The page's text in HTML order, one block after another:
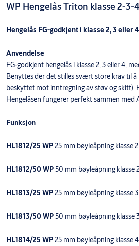
WP Hengelås Triton klasse 2-3-4
Hengelås FG-godkjent i klasse 2, 3 eller
Anvendelse
FG-godkjent hengelås i klasse 2, 3 eller 4,
Benyttes der det stilles svært store krav til
beskyttet mot inntregning av støv og skitt).
Hengelåsen fungerer perfekt sammen med
Funksjon
HL1812/25 WP25 mm bøyleåpning klasse 2
HL1812/50 WP50 mm bøyleåpning klasse 2
HL1813/25 WP25 mm bøyleåpning klasse 3
HL1813/50 WP50 mm bøyleåpning klasse 3
HL1814/25 WP25 mm bøyleåpning klasse 4